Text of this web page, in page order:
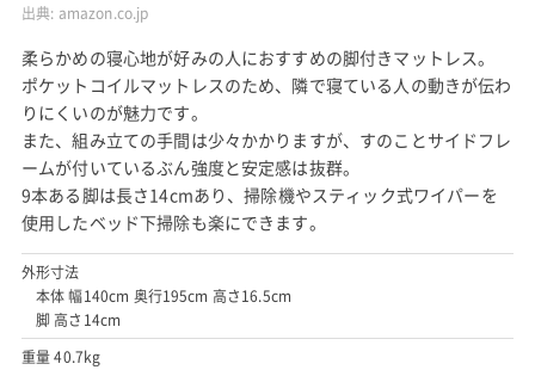
出典: amazon.co.jp
柔らかめの寝心地が好みの人におすすめの脚付きマットレス。
ポケットコイルマットレスのため、隣で寝ている人の動きが伝わ
りにくいのが魅力です。
また、組み立ての手間は少々かかりますが、すのことサイドフレ
ームが付いているぶん強度と安定感は抜群。
9本ある脚は長さ14cmあり、掃除機やスティック式ワイパーを
使用したベッド下掃除も楽にできます。
外形寸法
本体 幅140cm 奥行195cm 高さ16.5cm
脚 高さ14cm
重量 40.7kg